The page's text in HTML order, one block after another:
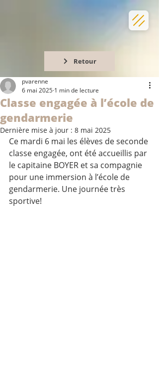
Retour
Classe engagée à l’école de
gendarmerie
pvarenne
6 mai 2025 1 min de lecture
Dernière mise à jour : 8 mai 2025
Ce mardi 6 mai les élèves de seconde
classe engagée, ont été accueillis par
le capitaine BOYER et sa compagnie
pour une immersion à l’école de
gendarmerie. Une journée très
sportive!